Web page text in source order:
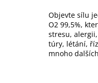
Objevte sílu
O2 99,5%,
stresu,
túry, létání,
mnoho